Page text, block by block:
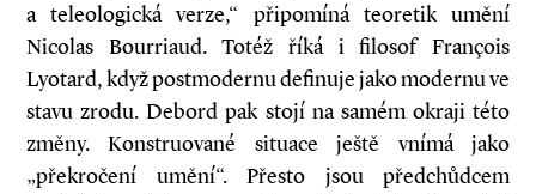
a teleologická verze,“ připomíná teoretik umění
Nicolas Bourriaud. Totéž říká i filosof François
Lyotard, když postmodernu definuje jako modernu ve
stavu zrodu. Debord pak stojí na samém okraji této
změny. Konstruované situace ještě vnímá jako
„překročení umění“. Přesto jsou předchůdcem